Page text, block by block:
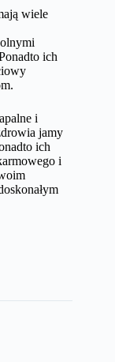
wiele
ich
i
jamy
ich
i